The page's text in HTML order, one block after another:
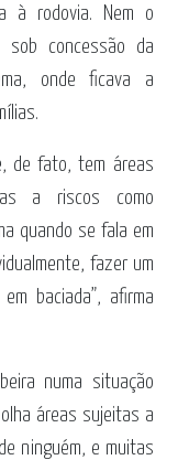
à rodovia. Nem o
concessão da
onde ficava a
de fato, tem áreas
a riscos como
quando se fala em
fazer um
baciada”, afirma
numa situação
áreas sujeitas a
ninguém, e muitas